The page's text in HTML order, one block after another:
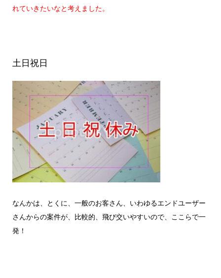
れていきたいなと考えました。
土日祝日
なんかは、とくに、一般のお客さん、いわゆるエンドユーザー
さんからの案件が、比較的、飛び交いやすいので、ここらで一
発！